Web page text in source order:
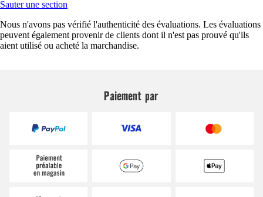
Sauter une section
Nous n'avons pas vérifié l'authenticité des évaluations. Les évaluations
peuvent également provenir de clients dont il n'est pas prouvé qu'ils
aient utilisé ou acheté la marchandise.
Paiement par